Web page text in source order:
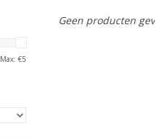
Max: €5
Geen producten